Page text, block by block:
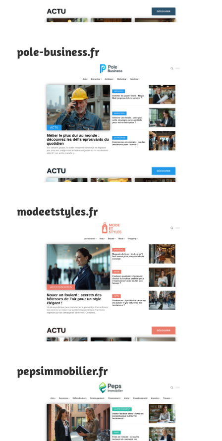
pole-business.fr
modeetstyles.fr
pepsimmobilier.fr